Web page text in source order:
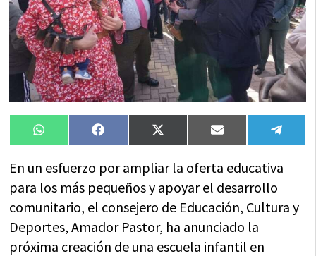
Compartir
en
WhatsAppCompartir
en
FacebookCompartir
en
X
(Twitter)
Compartir
en
Email
en
En un esfuerzo por ampliar la oferta educativa
para los más pequeños y apoyar el desarrollo
comunitario, el consejero de Educación, Cultura y
Deportes, Amador Pastor, ha anunciado la
próxima creación de una escuela infantil en